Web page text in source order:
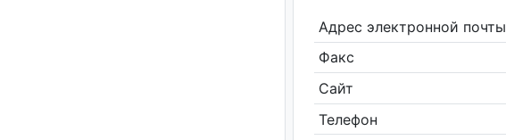
Адрес электронной почты
Факс
Сайт
Телефон